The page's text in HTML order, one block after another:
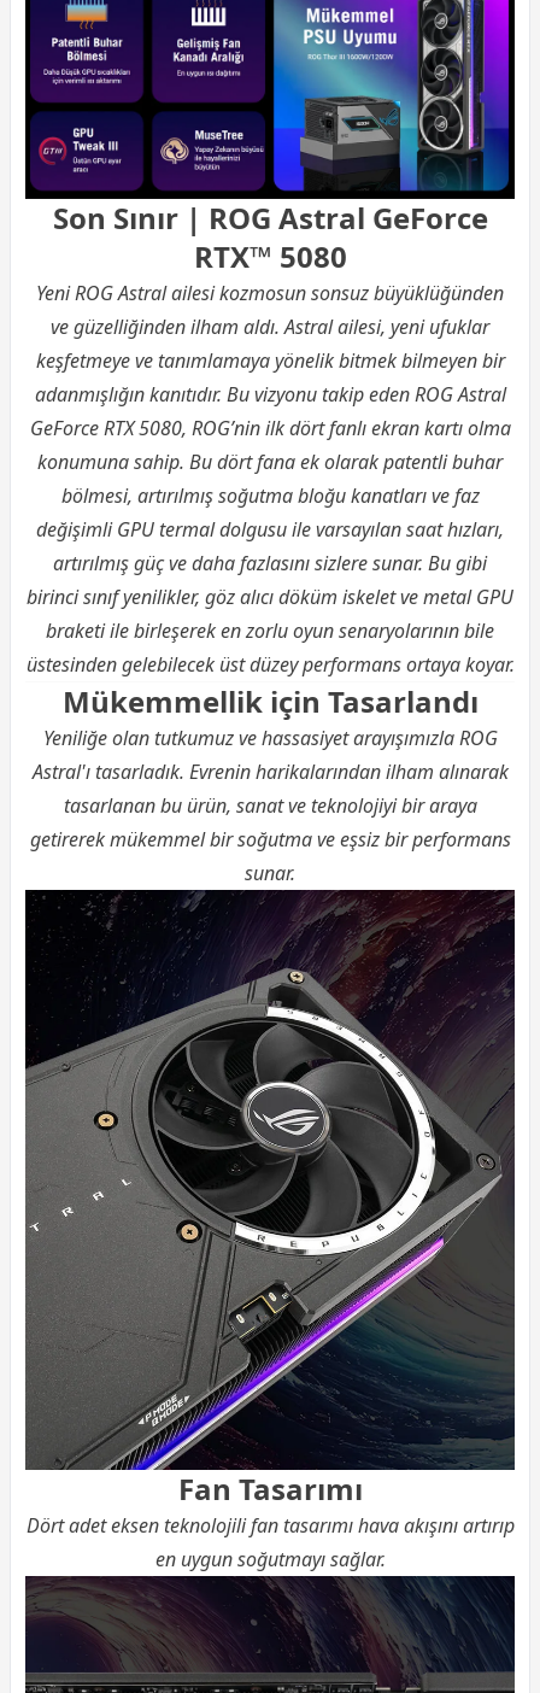
Son Sınır | ROG Astral GeForce
RTX™ 5080
Yeni ROG Astral ailesi kozmosun sonsuz büyüklüğünden
ve güzelliğinden ilham aldı. Astral ailesi, yeni ufuklar
keşfetmeye ve tanımlamaya yönelik bitmek bilmeyen bir
adanmışlığın kanıtıdır. Bu vizyonu takip eden ROG Astral
GeForce RTX 5080, ROG’nin ilk dört fanlı ekran kartı olma
konumuna sahip. Bu dört fana ek olarak patentli buhar
bölmesi, artırılmış soğutma bloğu kanatları ve faz
değişimli GPU termal dolgusu ile varsayılan saat hızları,
artırılmış güç ve daha fazlasını sizlere sunar. Bu gibi
birinci sınıf yenilikler, göz alıcı döküm iskelet ve metal GPU
braketi ile birleşerek en zorlu oyun senaryolarının bile
üstesinden gelebilecek üst düzey performans ortaya koyar.
Mükemmellik için Tasarlandı
Yeniliğe olan tutkumuz ve hassasiyet arayışımızla ROG
Astral'ı tasarladık. Evrenin harikalarından ilham alınarak
tasarlanan bu ürün, sanat ve teknolojiyi bir araya
getirerek mükemmel bir soğutma ve eşsiz bir performans
sunar.
Fan Tasarımı
Dört adet eksen teknolojili fan tasarımı hava akışını artırıp
en uygun soğutmayı sağlar.